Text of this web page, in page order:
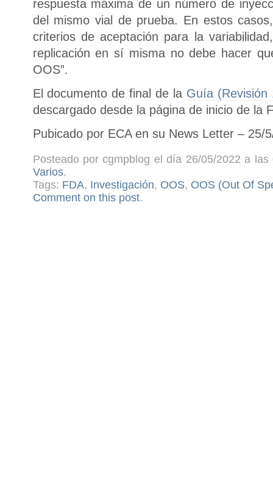
respuesta máxima de un número de
del mismo vial de prueba. En estos
criterios de aceptación para la
replicación en sí misma no debe hacer
OOS”.
El documento de final de la Guía (Revisión
descargado desde la página de inicio de la
Pubicado por ECA en su News Letter – 25/
Posteado por cgmpblog el día 26/05/2022 a
Varios.
Tags: FDA, Investigación, OOS, OOS (Out Of
Comment on this post.